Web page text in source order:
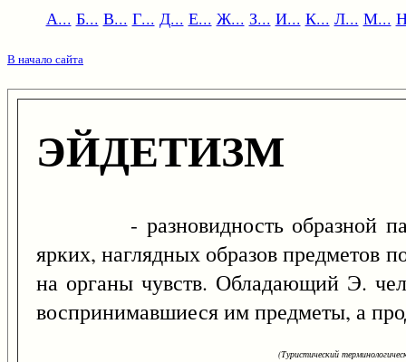
А... Б... В... Г... Д... Е... Ж... З... И... К... Л... М...
В начало сайта
ЭЙДЕТИЗМ
- разновидность образной
ярких, наглядных образов предметов
на органы чувств. Обладающий Э.
воспринимавшиеся им предметы, а
(Туристический